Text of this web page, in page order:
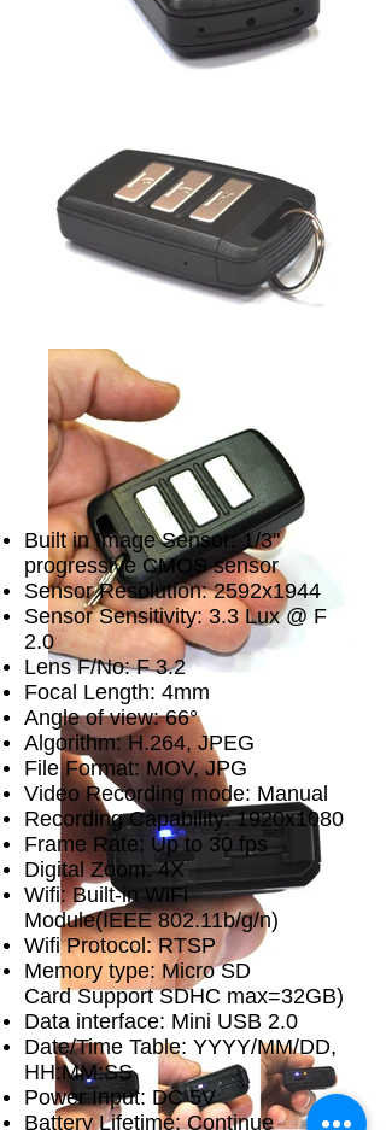
Built in Image Sensor: 1/3"
progressive CMOS sensor
Sensor Resolution: 2592x1944
Sensor Sensitivity: 3.3 Lux @ F
2.0
Lens F/No: F 3.2
Focal Length: 4mm
Angle of view: 66°
Algorithm: H.264, JPEG
File Format: MOV, JPG
Video Recording mode: Manual
Recording Capability: 1920x1080
Frame Rate: Up to 30 fps
Digital Zoom: 4X
Wifi: Built-in WiFi
Module(IEEE 802.11b/g/n)
Wifi Protocol: RTSP
Memory type: Micro SD
Card Support SDHC max=32GB)
Data interface: Mini USB 2.0
Date/Time Table: YYYY/MM/DD,
HH:MM:SS
Power Input: DC 5V
Battery Lifetime: Continue